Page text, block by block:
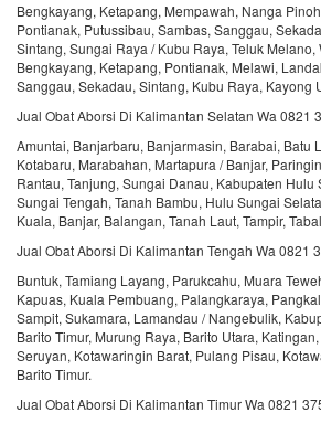
Bengkayang, Ketapang, Mempawah, Nanga
Pontianak, Putussibau, Sambas, Sanggau,
Sintang, Sungai Raya / Kubu Raya, Teluk Melano,
Bengkayang, Ketapang, Pontianak, Melawi,
Sanggau, Sekadau, Sintang, Kubu Raya, Kayong
Jual Obat Aborsi Di Kalimantan Selatan Wa 0821
Amuntai, Banjarbaru, Banjarmasin, Barabai, Batu
Kotabaru, Marabahan, Martapura / Banjar,
Rantau, Tanjung, Sungai Danau, Kabupaten Hulu
Sungai Tengah, Tanah Bambu, Hulu Sungai
Kuala, Banjar, Balangan, Tanah Laut, Tampir,
Jual Obat Aborsi Di Kalimantan Tengah Wa 0821
Buntuk, Tamiang Layang, Parukcahu, Muara
Kapuas, Kuala Pembuang, Palangkaraya,
Sampit, Sukamara, Lamandau / Nangebulik,
Barito Timur, Murung Raya, Barito Utara,
Seruyan, Kotawaringin Barat, Pulang Pisau,
Barito Timur.
Jual Obat Aborsi Di Kalimantan Timur Wa 0821